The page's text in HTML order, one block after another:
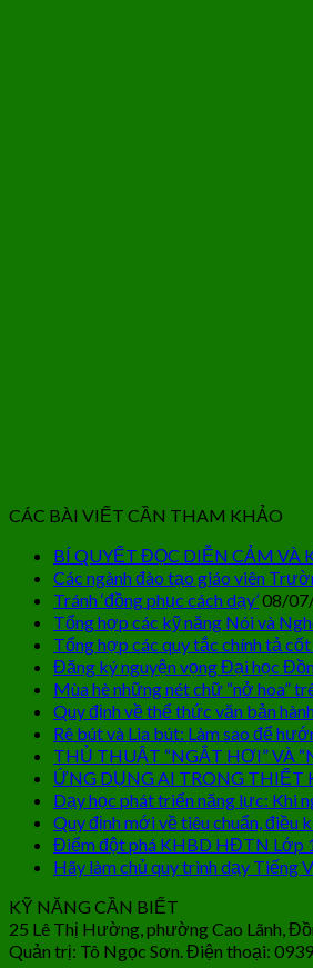
CÁC BÀI VIẾT CẦN THAM KHẢO
BÍ QUYẾT ĐỌC DIỄN CẢM VÀ
Các ngành đào tạo giáo viên
Tránh ‘đồng phục cách dạy’08/
Tổng hợp các kỹ năng Nói và
Tổng hợp các quy tắc chính tả
Đăng ký nguyện vọng Đại học
Mùa hè những nét chữ “nở hoa”
Quy định về thể thức văn bản
Rê bút và Lia bút: Làm sao để
THỦ THUẬT “NGẮT HƠI” VÀ
ỨNG DỤNG AI TRONG THIẾT
Dạy học phát triển năng lực: Khi
Quy định mới về tiêu chuẩn, điều
Điểm đột phá KHBD HĐTN Lớp
Hãy làm chủ quy trình dạy Tiếng
KỸ NĂNG CẦN BIẾT
25 Lê Thị Hường, phường Cao Lãnh,
Quản trị: Tô Ngọc Sơn. Điện thoại: